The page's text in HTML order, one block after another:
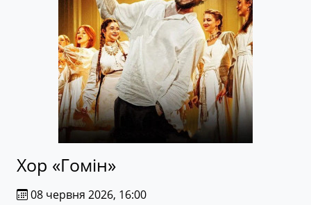
Хор «Гомін»
08 червня 2026, 16:00